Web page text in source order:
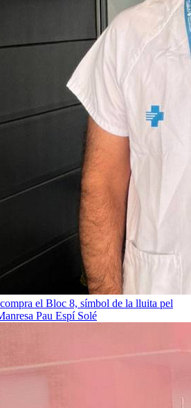
el Bloc 8, símbol de la lluita pel
Pau Espí Solé